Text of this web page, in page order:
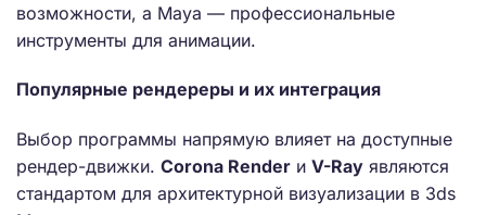
возможности, а Maya — профессиональные
инструменты для анимации.
Популярные рендереры и их интеграция
Выбор программы напрямую влияет на доступные
рендер-движки. Corona Render и V-Ray являются
стандартом для архитектурной визуализации в 3ds